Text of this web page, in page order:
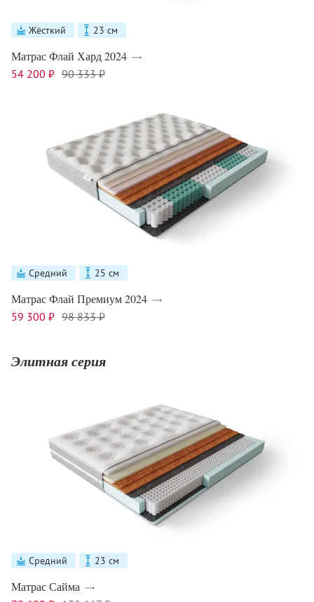
Жёсткий 23 см
Матрас Флай Хард 2024
54 200 ₽ 90 333 ₽
Средний 25 см
Матрас Флай Премиум 2024
59 300 ₽ 98 833 ₽
Элитная серия
Средний 23 см
Матрас Сайма